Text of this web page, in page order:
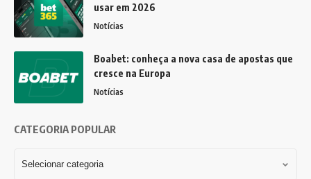
usar em 2026
Notícias
Boabet: conheça a nova casa de apostas que
cresce na Europa
Notícias
CATEGORIA POPULAR